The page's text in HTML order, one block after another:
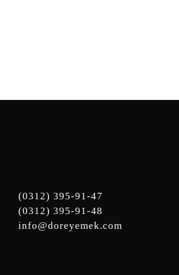
(0312) 395-91-47
(0312) 395-91-48
info@doreyemek.com